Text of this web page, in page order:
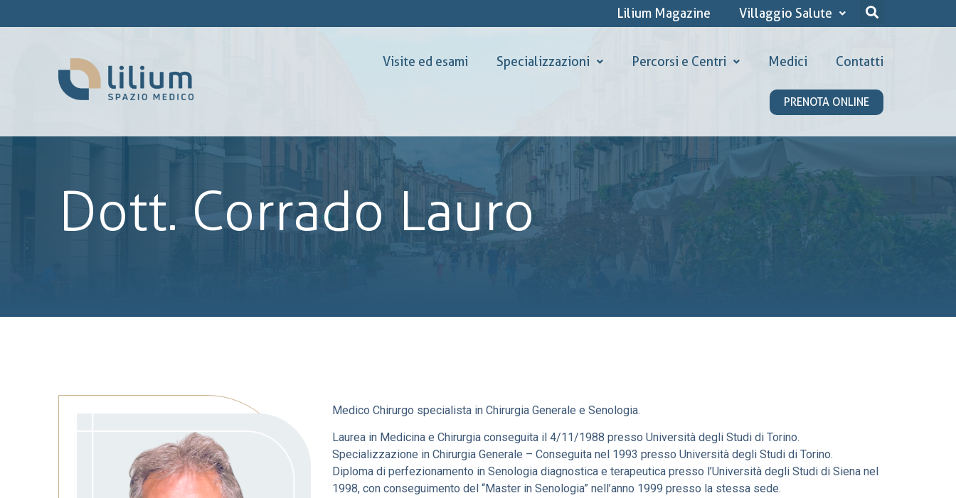
Lilium Magazine Villaggio Salute
Visite ed esami Specializzazioni Percorsi e Centri Medici Contatti
PRENOTA ONLINE
Dott. Corrado Lauro
Medico Chirurgo specialista in Chirurgia Generale e Senologia.
Laurea in Medicina e Chirurgia conseguita il 4/11/1988 presso Università degli Studi di Torino.
Specializzazione in Chirurgia Generale – Conseguita nel 1993 presso Università degli Studi di Torino.
Diploma di perfezionamento in Senologia diagnostica e terapeutica presso l’Università degli Studi di Siena nel
1998, con conseguimento del “Master in Senologia” nell’anno 1999 presso la stessa sede.